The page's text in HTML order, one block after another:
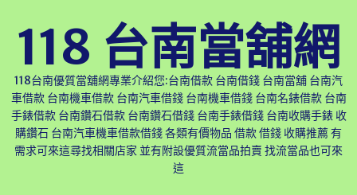
118 台南當舖網
118台南優質當舖網專業介紹您:台南借款 台南借錢 台南當舖 台南汽
車借款 台南機車借款 台南汽車借錢 台南機車借錢 台南名錶借款 台南
手錶借款 台南鑽石借款 台南鑽石借錢 台南手錶借錢 台南收購手錶 收
購鑽石 台南汽車機車借款借錢 各類有價物品 借款 借錢 收購推薦 有
需求可來這尋找相關店家 並有附設優質流當品拍賣 找流當品也可來
這